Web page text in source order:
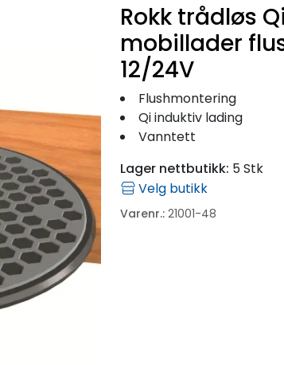
Rokk trådløs Qi
mobillader
12/24V
Flushmontering
Qi induktiv lading
Vanntett
Lager nettbutikk: 5 Stk
Velg butikk
Varenr.: 21001-48